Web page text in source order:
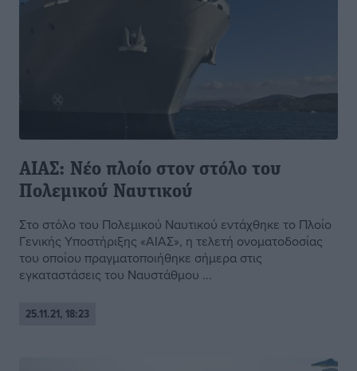
ΑΙΑΣ: Νέο πλοίο στον στόλο του
Πολεμικού Ναυτικού
Στο στόλο του Πολεμικού Ναυτικού εντάχθηκε το Πλοίο
Γενικής Υποστήριξης «ΑΙΑΣ», η τελετή ονοματοδοσίας
του οποίου πραγματοποιήθηκε σήμερα στις
εγκαταστάσεις του Ναυστάθμου ...
25.11.21, 18:23